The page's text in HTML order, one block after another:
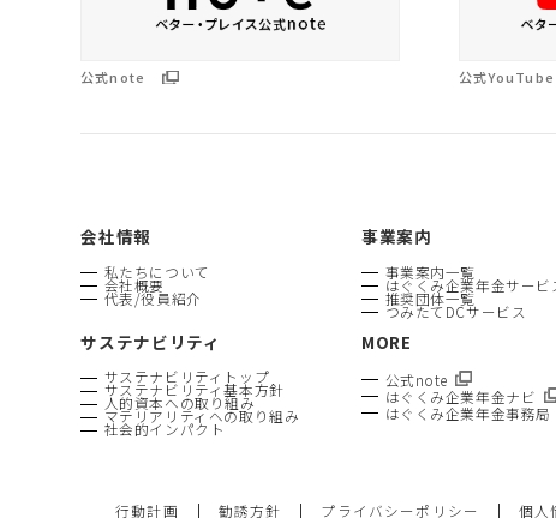
公式note 公式YouTube
会社情報
私たちについて
会社概要
代表/役員紹介
事業案内
事業案内一覧
はぐくみ企業年金サービ
推奨団体一覧
つみたてDCサービス
サステナビリティ
サステナビリティトップ
サステナビリティ基本方針
人的資本への取り組み
マテリアリティへの取り組み
社会的インパクト
MORE
公式note
はぐくみ企業年金ナビ
はぐくみ企業年金事務局
行動計画 勧誘方針 プライバシーポリシー 個人